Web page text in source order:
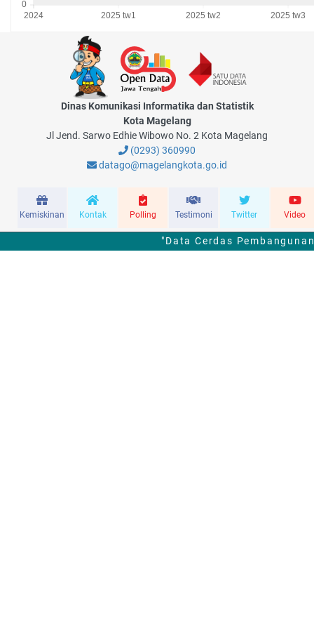
Dinas Komunikasi Informatika dan Statistik
Kota Magelang
Jl Jend. Sarwo Edhie Wibowo No. 2 Kota Magelang
(0293) 360990
datago@magelangkota.go.id
Kemiskinan Kontak Polling Testimoni Twitter Video
"Data Cerdas